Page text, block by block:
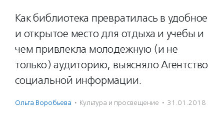
Как библиотека превратилась в удобное
и открытое место для отдыха и учебы и
чем привлекла молодежную (и не
только) аудиторию, выясняло Агентство
социальной информации.
Ольга Воробьева · Культура и просвещение · 31.01.2018